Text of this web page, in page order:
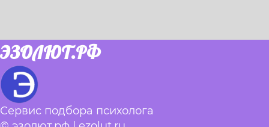
ЭЗОЛЮТ.РФ
Сервис подбора психолога